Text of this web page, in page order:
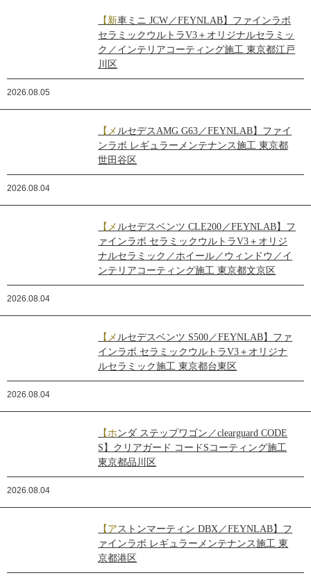
【新車ミニ JCW／FEYNLAB】ファインラボ
セラミックウルトラV3＋オリジナルセラミッ
ク／インテリアコーティング施工 東京都江戸
川区
2026.08.05
【メルセデスAMG G63／FEYNLAB】ファイ
ンラボ レギュラーメンテナンス施工 東京都
世田谷区
2026.08.04
【メルセデスベンツ CLE200／FEYNLAB】フ
ァインラボ セラミックウルトラV3＋オリジ
ナルセラミック／ホイール／ウィンドウ／イ
ンテリアコーティング施工 東京都文京区
2026.08.04
【メルセデスベンツ S500／FEYNLAB】ファ
インラボ セラミックウルトラV3＋オリジナ
ルセラミック施工 東京都台東区
2026.08.04
【ホンダ ステップワゴン／clearguard CODE
S】クリアガード コードSコーティング施工
東京都品川区
2026.08.04
【アストンマーティン DBX／FEYNLAB】フ
ァインラボ レギュラーメンテナンス施工 東
京都港区